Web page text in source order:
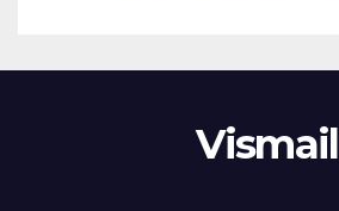
Vismail